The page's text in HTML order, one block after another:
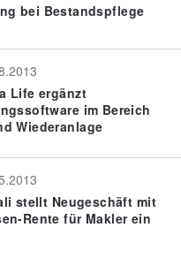
bei Bestandspflege
Life ergänzt
im Bereich
Wiederanlage
stellt Neugeschäft mit
Rente für Makler ein